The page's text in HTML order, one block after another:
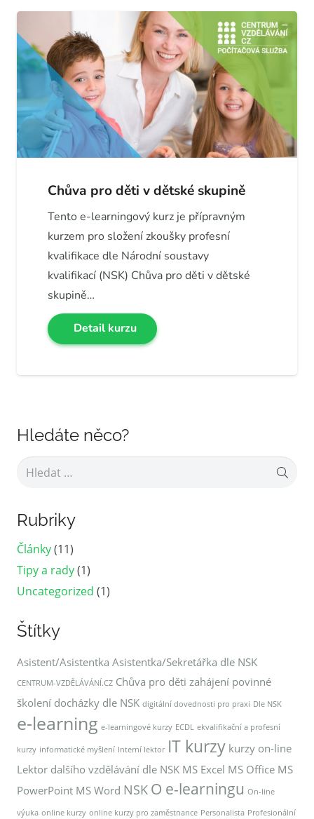
Chůva pro děti v dětské skupině
Tento e-learningový kurz je přípravným
kurzem pro složení zkoušky profesní
kvalifikace dle Národní soustavy
kvalifikací (NSK) Chůva pro děti v dětské
skupině…
Detail kurzu
Hledáte něco?
Vyhledávání
Rubriky
Články(11)
Tipy a rady(1)
Uncategorized (1)
Štítky
Asistent/Asistentka Asistentka/Sekretářka dle NSK
CENTRUM-VZDĚLÁVÁNÍ.CZ Chůva pro děti zahájení povinné
školení docházky dle NSK digitální dovednosti pro praxi Dle NSK
e-learning e-learningové kurzy ECDL ekvalifikační a profesní
kurzy informatické myšlení Interní lektor IT kurzy kurzy on-line
Lektor dalšího vzdělávání dle NSK MS Excel MS Office MS
PowerPoint MS Word NSK O e-learningu On-line
výuka online kurzy online kurzy pro zaměstnance Personalista Profesionální